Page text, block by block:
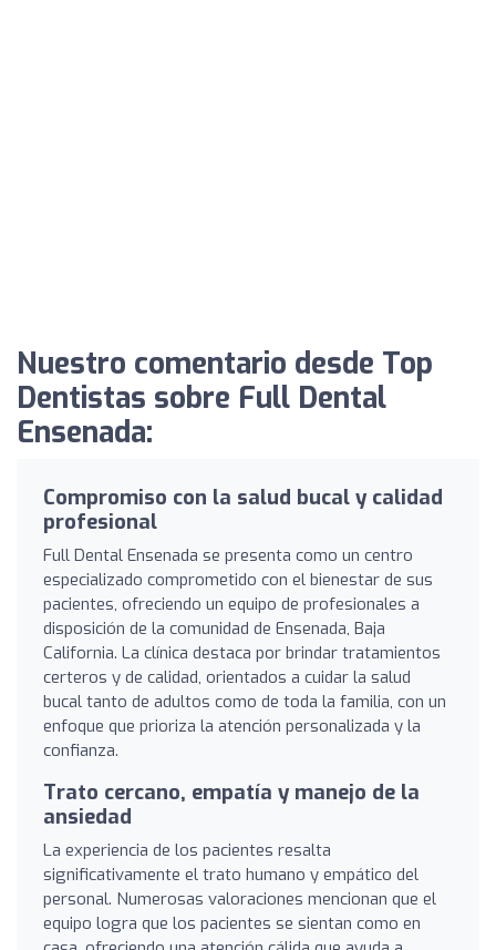
Nuestro comentario desde Top
Dentistas sobre Full Dental
Ensenada:
Compromiso con la salud bucal y calidad
profesional
Full Dental Ensenada se presenta como un centro
especializado comprometido con el bienestar de sus
pacientes, ofreciendo un equipo de profesionales a
disposición de la comunidad de Ensenada, Baja
California. La clínica destaca por brindar tratamientos
certeros y de calidad, orientados a cuidar la salud
bucal tanto de adultos como de toda la familia, con un
enfoque que prioriza la atención personalizada y la
confianza.
Trato cercano, empatía y manejo de la
ansiedad
La experiencia de los pacientes resalta
significativamente el trato humano y empático del
personal. Numerosas valoraciones mencionan que el
equipo logra que los pacientes se sientan como en